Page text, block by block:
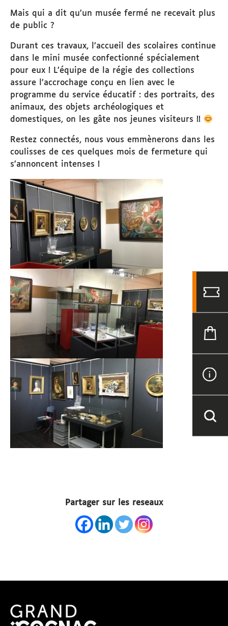
Mais qui a dit qu’un musée fermé ne recevait plus
de public ?
Durant ces travaux, l’accueil des scolaires continue
dans le mini musée confectionné spécialement
pour eux ! L’équipe de la régie des collections
assure l’accrochage conçu en lien avec le
programme du service éducatif : des portraits, des
animaux, des objets archéologiques et
domestiques, on les gâte nos jeunes visiteurs !!
Restez connectés, nous vous emmènerons dans les
coulisses de ces quelques mois de fermeture qui
s’annoncent intenses !
Partager sur les reseaux